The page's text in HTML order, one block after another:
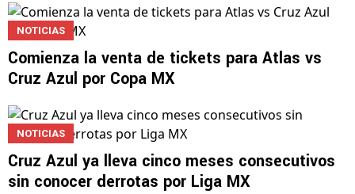
NOTICIAS
Comienza la venta de tickets para Atlas vs
Cruz Azul por Copa MX
NOTICIAS
Cruz Azul ya lleva cinco meses consecutivos
sin conocer derrotas por Liga MX